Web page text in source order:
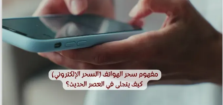
سحر الهواتف: كيف يستغل السحرة